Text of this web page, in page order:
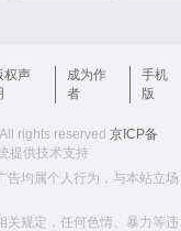
权声
成为作
者
手机
版
rights reserved 京ICP备
提供技术支持
告均属个人行为，与本站立场
关规定，任何色情、暴力等违